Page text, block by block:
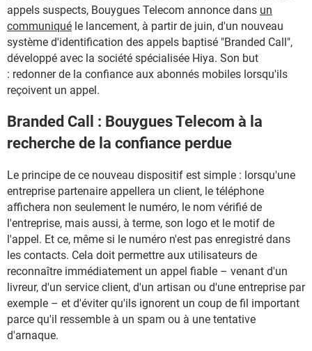
appels suspects, Bouygues Telecom annonce dans un
communiqué le lancement, à partir de juin, d'un nouveau
système d'identification des appels baptisé "Branded Call",
développé avec la société spécialisée Hiya. Son but
: redonner de la confiance aux abonnés mobiles lorsqu'ils
reçoivent un appel.
Branded Call : Bouygues Telecom à la
recherche de la confiance perdue
Le principe de ce nouveau dispositif est simple : lorsqu'une
entreprise partenaire appellera un client, le téléphone
affichera non seulement le numéro, le nom vérifié de
l'entreprise, mais aussi, à terme, son logo et le motif de
l'appel. Et ce, même si le numéro n'est pas enregistré dans
les contacts. Cela doit permettre aux utilisateurs de
reconnaître immédiatement un appel fiable – venant d'un
livreur, d'un service client, d'un artisan ou d'une entreprise par
exemple – et d'éviter qu'ils ignorent un coup de fil important
parce qu'il ressemble à un spam ou à une tentative
d'arnaque.